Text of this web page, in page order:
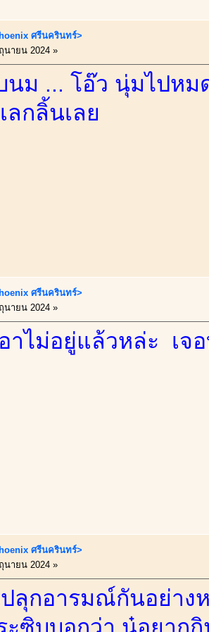
ศรีนครินทร์>
นายน 2024 »
นม ... โอ๊ว นุ่มไปห
กลิ้นเลย
ศรีนครินทร์>
นายน 2024 »
าไม่อยู่แล้วหล่ะ เจ
ศรีนครินทร์>
นายน 2024 »
ลุกอารมณ์กันอย่าง
ะซิบบอกว่า นู๋อยาก